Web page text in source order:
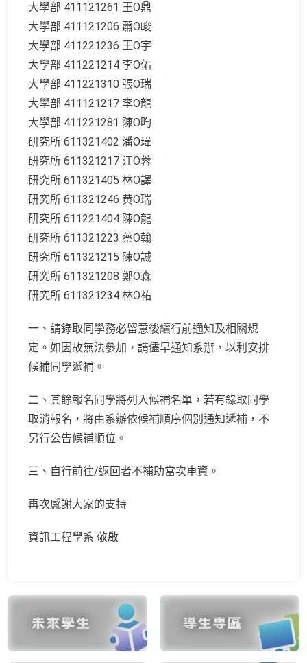
大學部 411121261 王O鼎
大學部 411121206 蕭O峻
大學部 411221236 王O宇
大學部 411221214 李O佑
大學部 411221310 張O瑞
大學部 411121217 李O龍
大學部 411221281 陳O昀
研究所 611321402 潘O瑋
研究所 611321217 江O蓉
研究所 611321405 林O譯
研究所 611321246 黄O瑞
研究所 611221404 陳O龍
研究所 611321223 蔡O翰
研究所 611321215 陳O誠
研究所 611321208 鄭O森
研究所 611321234 林O祐
一、請錄取同學務必留意後續行前通知及相關規
定。如因故無法參加，請儘早通知系辦，以利安排
候補同學遞補。
二、其餘報名同學將列入候補名單，若有錄取同學
取消報名，將由系辦依候補順序個別通知遞補，不
另行公告候補順位。
三、自行前往/返回者不補助當次車資。
再次感謝大家的支持
資訊工程學系 敬啟